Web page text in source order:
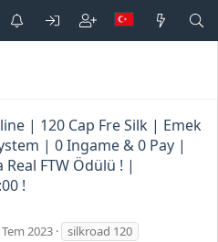
| 120 Cap Fre Silk | Emek
| 0 Ingame & 0 Pay |
FTW Ödülü ! |
!
2023
silkroad 120